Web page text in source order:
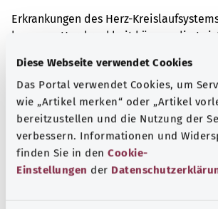
Diese Webseite verwendet Cookies
Das Portal verwendet Cookies, um
wie „Artikel merken“ oder „Artikel
bereitzustellen und die Nutzung der
verbessern. Informationen und
finden Sie in den Cookie-
Einstellungen der
Erkrankungen des Herz-
koronare Herzkrankheit können die
Mehr erfahren